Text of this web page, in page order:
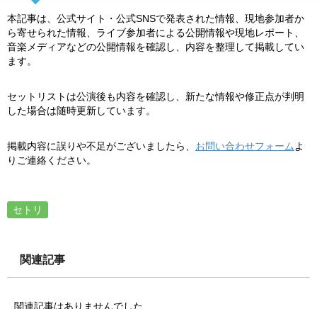
本記事は、公式サイト・公式SNSで発表された情報、現地参加者か
ら寄せられた情報、ライブ参加者による公開情報や現地レポート、
音楽メディアなどの公開情報を確認し、内容を整理して掲載してい
ます。
セットリストは公演後も内容を確認し、新たな情報や修正点が判明
した場合は随時更新しています。
掲載内容に誤りや不足がございましたら、 お問い合わせフォーム よ
りご連絡ください。
セトリ
関連記事
関連記事はありませんでした